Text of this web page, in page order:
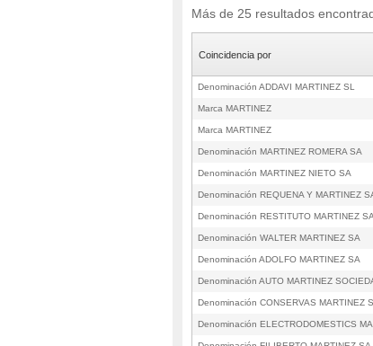
Más de 25 resultados
Coincidencia por
Denominación ADDAVI MARTINEZ SL
Marca MARTINEZ
Marca MARTINEZ
Denominación MARTINEZ ROMERA SA
Denominación MARTINEZ NIETO SA
Denominación REQUENA Y MARTINEZ
Denominación RESTITUTO MARTINEZ SA
Denominación WALTER MARTINEZ SA
Denominación ADOLFO MARTINEZ SA
Denominación AUTO MARTINEZ
Denominación CONSERVAS MARTINEZ
Denominación ELECTRODOMESTICS